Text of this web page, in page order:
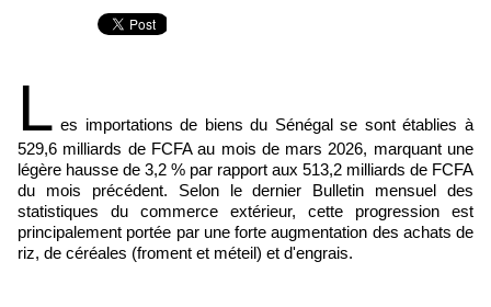
L es importations de biens du Sénégal se sont établies à
529,6 milliards de FCFA au mois de mars 2026, marquant une
légère hausse de 3,2 % par rapport aux 513,2 milliards de FCFA
du mois précédent. Selon le dernier Bulletin mensuel des
statistiques du commerce extérieur, cette progression est
principalement portée par une forte augmentation des achats de
riz, de céréales (froment et méteil) et d'engrais.